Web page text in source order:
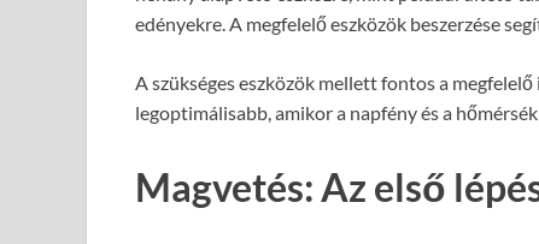
edényekre. A megfelelő eszközök beszerzése
A szükséges eszközök mellett fontos a
legoptimálisabb, amikor a napfény és a
Magvetés: Az első